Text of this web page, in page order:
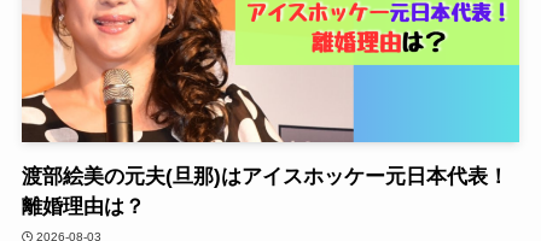
渡部絵美の元夫(旦那)はアイスホッケー元日本代表！
離婚理由は？
2026-08-03